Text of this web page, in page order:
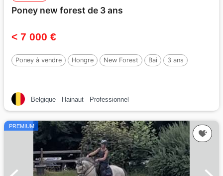
Poney new forest de 3 ans
< 7 000 €
Poney à vendre Hongre New Forest Bai 3 ans
Belgique Hainaut Professionnel
PREMIUM